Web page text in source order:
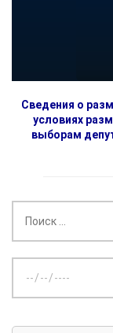
Сведения о
условиях
выборам
дату: